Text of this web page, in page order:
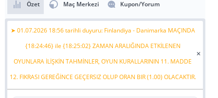
Özet Maç Merkezi Kupon/Yorum
➤ 01.07.2026 18:56 tarihli duyuru: Finlandiya - Danimarka MAÇINDA
{18:24:46} ile {18:25:02} ZAMAN ARALIĞINDA ETKİLENEN
OYUNLARA İLİŞKİN TAHMİNLER, OYUN KURALLARININ 11. MADDE
12. FIKRASI GEREĞİNCE GEÇERSIZ OLUP ORAN BIR (1.00) OLACAKTIR.
✕